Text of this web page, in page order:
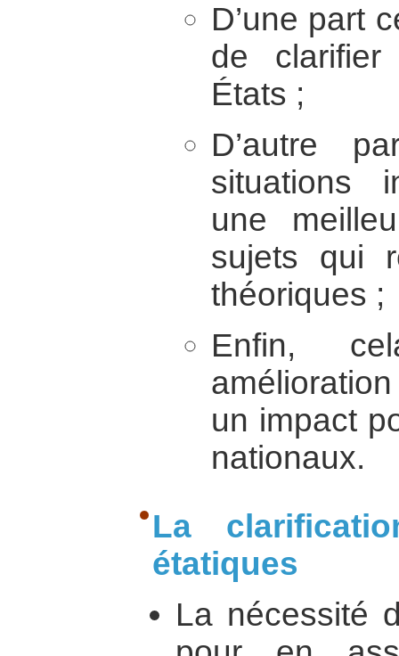
D’une part
de
États ;
D’autre
situations
une
sujets qui
théoriques ;
Enfin,
un impact
nationaux.
La
étatiques
La nécessité